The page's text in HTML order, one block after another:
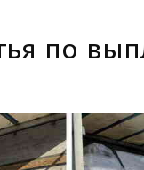
по